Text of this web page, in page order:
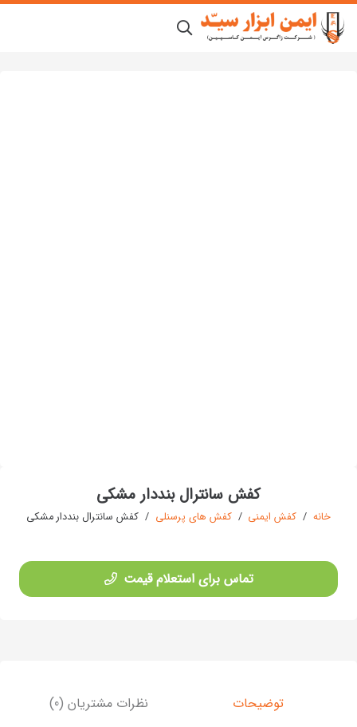
کفش سانترال بنددار مشکی
خانه / کفش ایمنی / کفش های پرسنلی / کفش سانترال بنددار مشکی
تماس برای استعلام قیمت
توضیحات نظرات مشتریان (0)